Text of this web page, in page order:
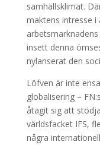
samhällsklimat.
maktens intresse i
insett denna
nylanserat den
Löfven är inte
globalisering –
åtagit sig att
världsfacket IFS,
några